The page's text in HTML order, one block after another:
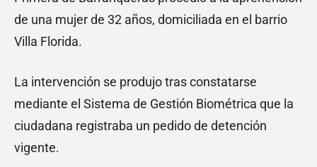
de una mujer de 32 años, domiciliada en el barrio
Villa Florida.
La intervención se produjo tras constatarse
mediante el Sistema de Gestión Biométrica que la
ciudadana registraba un pedido de detención
vigente.